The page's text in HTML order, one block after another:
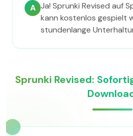
A Ja! Sprunki Revised auf
kann kostenlos gespielt
stundenlange
Sprunki Revised: